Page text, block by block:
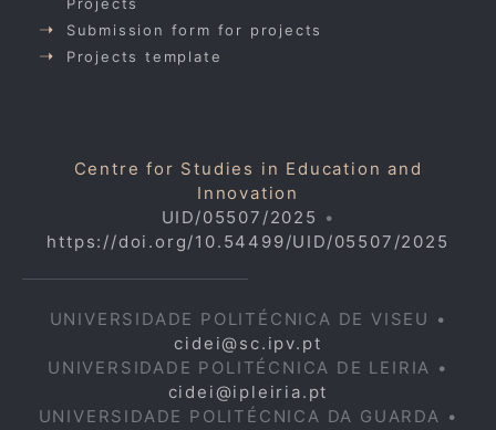
Submission form for projects
Projects template
Centre for Studies in Education and
Innovation
UID/05507/2025 •
https://doi.org/10.54499/UID/05507/2025
UNIVERSIDADE POLITÉCNICA DE VISEU •
cidei@sc.ipv.pt
UNIVERSIDADE POLITÉCNICA DE LEIRIA •
cidei@ipleiria.pt
UNIVERSIDADE POLITÉCNICA DA GUARDA •